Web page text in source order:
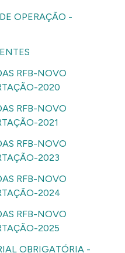
OPERAÇÃO -
RFB-NOVO
2020
RFB-NOVO
2021
RFB-NOVO
2023
RFB-NOVO
2024
RFB-NOVO
2025
OBRIGATÓRIA -